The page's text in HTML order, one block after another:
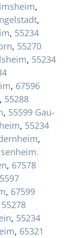
,
,
, 55234
, 55270
, 55234
, 67596
, 55288
, 55599 Gau-
, 55234
,
, 67578
, 67599
55278
, 55234
, 65321